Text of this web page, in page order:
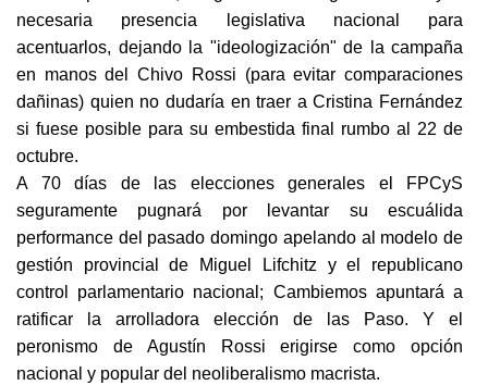
necesaria presencia legislativa nacional para
acentuarlos, dejando la "ideologización" de la campaña
en manos del Chivo Rossi (para evitar comparaciones
dañinas) quien no dudaría en traer a Cristina Fernández
si fuese posible para su embestida final rumbo al 22 de
octubre.
A 70 días de las elecciones generales el FPCyS
seguramente pugnará por levantar su escuálida
performance del pasado domingo apelando al modelo de
gestión provincial de Miguel Lifchitz y el republicano
control parlamentario nacional; Cambiemos apuntará a
ratificar la arrolladora elección de las Paso. Y el
peronismo de Agustín Rossi erigirse como opción
nacional y popular del neoliberalismo macrista.